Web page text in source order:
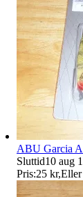
ABU Garcia
Sluttid10 aug
Pris:25 kr,